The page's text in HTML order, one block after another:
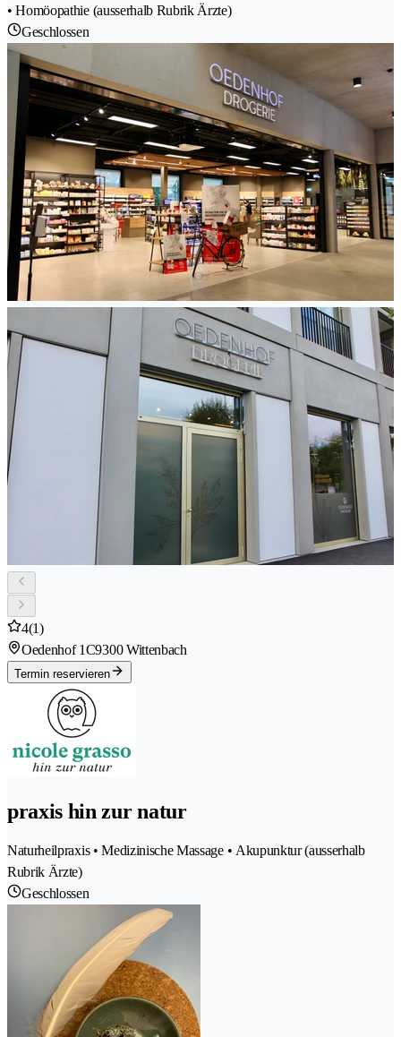
• Homöopathie (ausserhalb Rubrik Ärzte)
Geschlossen
4(1)
Oedenhof 1C9300 Wittenbach
Termin reservieren
praxis hin zur natur
Naturheilpraxis • Medizinische Massage • Akupunktur (ausserhalb
Rubrik Ärzte)
Geschlossen